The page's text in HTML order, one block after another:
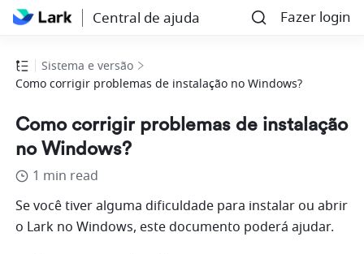
Central de ajuda Fazer login
Sistema e versão
Como corrigir problemas de instalação no Windows?
Como corrigir problemas de instalação
no Windows?
1 min read
Se você tiver alguma dificuldade para instalar ou abrir
o Lark no Windows, este documento poderá ajudar.